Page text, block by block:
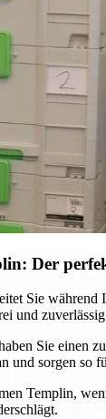
Der
Sie
und
Sie einen
und sorgen so
Templin,